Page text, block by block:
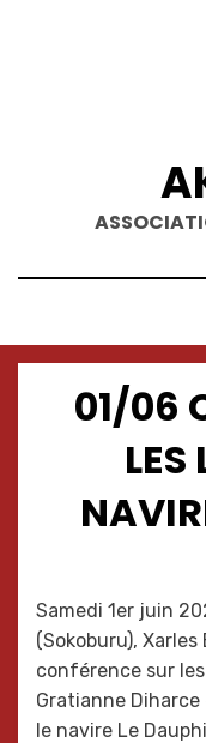
01/06
LES
Samedi 1er juin
(Sokoburu),
conférence sur
Gratianne
le navire Le